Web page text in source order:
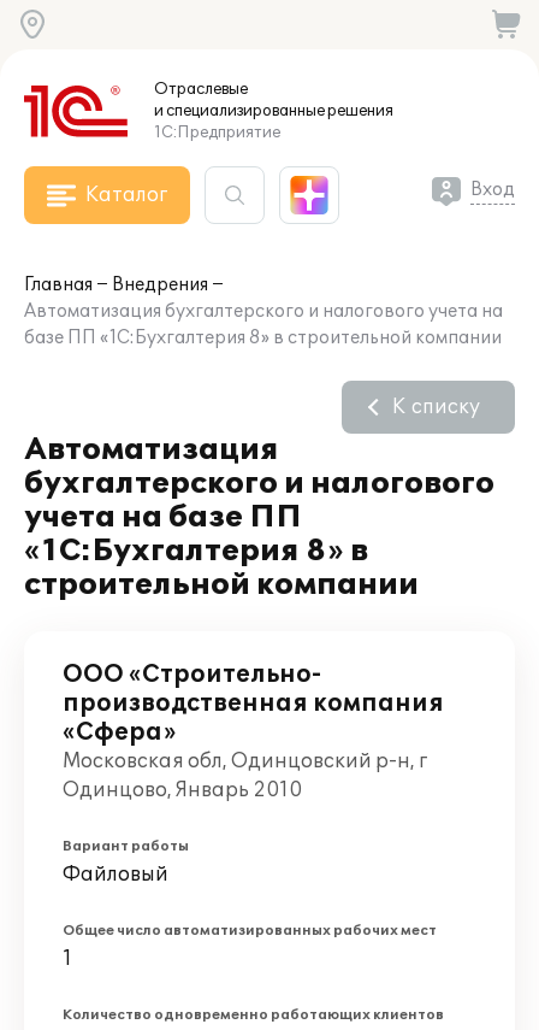
Отраслевые
и специализированныерешения
1С:Предприятие
Каталог Вход
Главная
Внедрения
Автоматизация бухгалтерского и налогового учета на
базе ПП «1С:Бухгалтерия 8» в строительной компании
Автоматизация
бухгалтерского и налогового
учета на базе ПП
«1С:Бухгалтерия 8» в
строительной компании
К списку
ООО «Строительно-
производственная компания
«Сфера»
Московская обл, Одинцовский р-н, г
Одинцово, Январь 2010
Вариант работы
Файловый
Общее число автоматизированных рабочих мест
1
Количество одновременно работающих клиентов